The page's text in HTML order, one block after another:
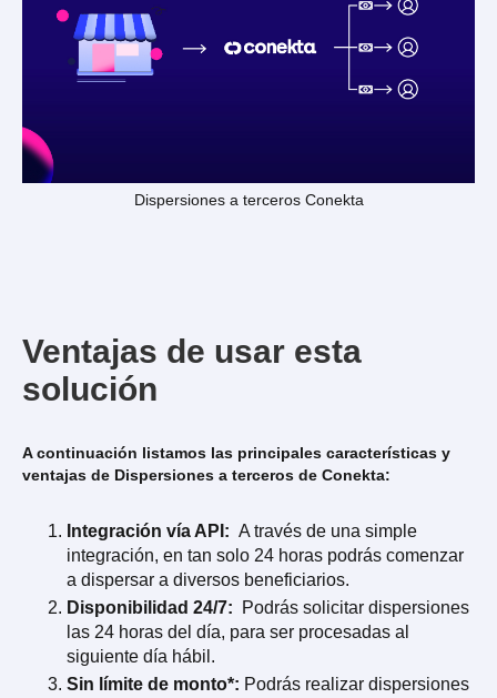
Dispersiones a terceros Conekta
Ventajas de usar esta
solución
A continuación listamos las principales características y
ventajas de Dispersiones a terceros de Conekta:
Integración vía API: A través de una simple
integración, en tan solo 24 horas podrás comenzar
a dispersar a diversos beneficiarios.
Disponibilidad 24/7:
Podrás solicitar dispersiones
las 24 horas del día, para ser procesadas al
siguiente día hábil.
Sin límite de monto*: Podrás realizar dispersiones